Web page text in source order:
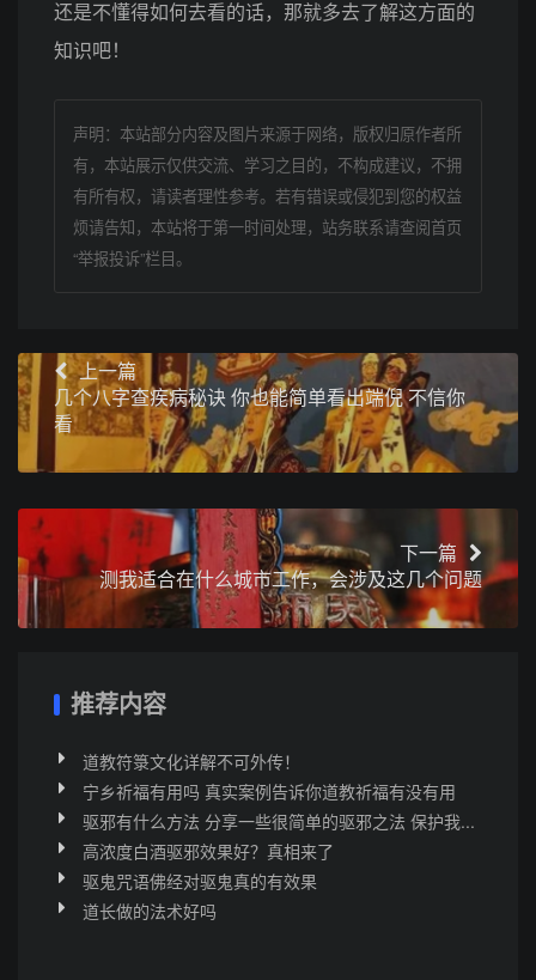
还是不懂得如何去看的话，那就多去了解这方面的
知识吧！
声明：本站部分内容及图片来源于网络，版权归原作者所
有，本站展示仅供交流、学习之目的，不构成建议，不拥
有所有权，请读者理性参考。若有错误或侵犯到您的权益
烦请告知，本站将于第一时间处理，站务联系请查阅首页
“举报投诉”栏目。
上一篇
几个八字查疾病秘诀 你也能简单看出端倪 不信你
看
下一篇
测我适合在什么城市工作，会涉及这几个问题
推荐内容
道教符箓文化详解不可外传！
宁乡祈福有用吗 真实案例告诉你道教祈福有没有用
驱邪有什么方法 分享一些很简单的驱邪之法 保护我...
高浓度白酒驱邪效果好？真相来了
驱鬼咒语佛经对驱鬼真的有效果
道长做的法术好吗